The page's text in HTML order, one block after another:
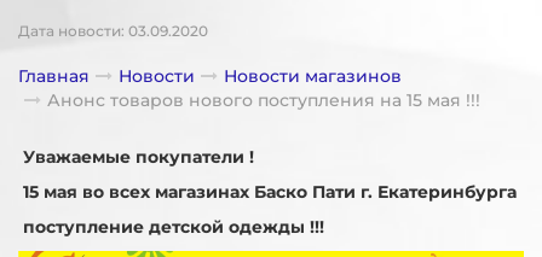
Дата новости: 03.09.2020
Главная Новости
Новости магазинов
Анонс товаров нового поступления на 15 мая !!!
Уважаемые покупатели !
15 мая во всех магазинах Баско Пати г. Екатеринбурга
поступление детской одежды !!!